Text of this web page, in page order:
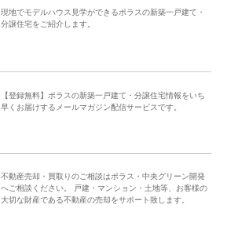
現地でモデルハウス見学ができるポラスの新築一戸建て・
分譲住宅をご紹介します。
【登録無料】ポラスの新築一戸建て・分譲住宅情報をいち
早くお届けするメールマガジン配信サービスです。
不動産売却・買取りのご相談はポラス・中央グリーン開発
へご相談ください。 戸建・マンション・土地等、お客様の
大切な財産である不動産の売却をサポート致します。